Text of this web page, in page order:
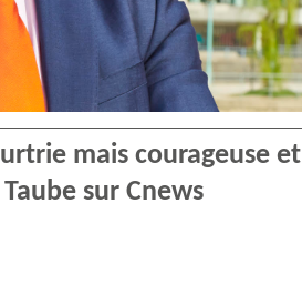
mais courageuse et
sur Cnews